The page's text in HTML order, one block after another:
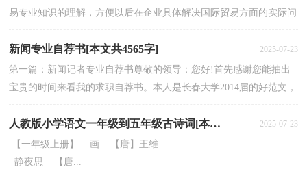
易专业知识的理解，方便以后在企业具体解决国际贸易方面的实际问
新闻专业自荐书[本文共4565字] 2025-07-23
第一篇：新闻记者专业自荐书尊敬的领导：您好!首先感谢您能抽出
宝贵的时间来看我的求职自荐书。本人是长春大学2014届的好范文，
人教版小学语文一年级到五年级古诗词[本文共3265字] 2025-07-23
【一年级上册】 画 【唐】王维
静夜思 【唐...